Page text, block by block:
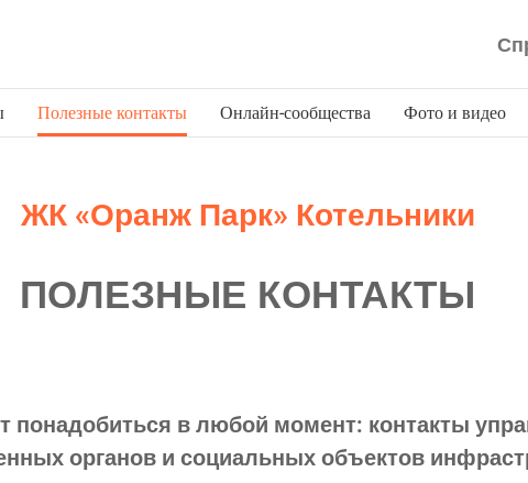
Полезные контакты Онлайн-сообщества Фото и видео
ЖК «Оранж Парк» Котельники
ПОЛЕЗНЫЕ КОНТАКТЫ
понадобиться в любой момент: контакты
органов и социальных объектов